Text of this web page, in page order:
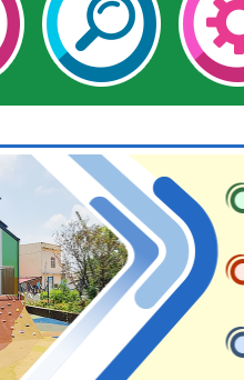
水利署委託